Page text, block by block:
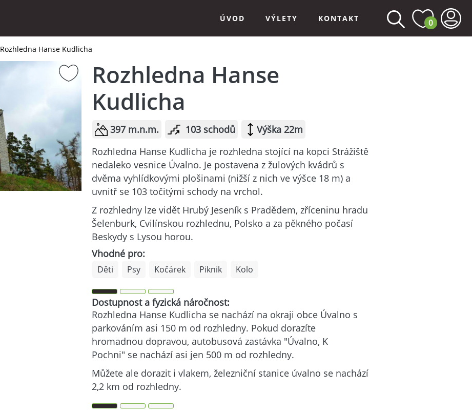
ÚVOD VÝLETY KONTAKT 0
Rozhledna Hanse Kudlicha
Rozhledna Hanse
Kudlicha
397 m.n.m. 103 schodů
Výška 22m
Rozhledna Hanse Kudlicha je rozhledna stojící na kopci Strážiště
nedaleko vesnice Úvalno. Je postavena z žulových kvádrů s
dvěma vyhlídkovými plošinami (nižší z nich ve výšce 18 m) a
uvnitř se 103 točitými schody na vrchol.
Z rozhledny lze vidět Hrubý Jeseník s Pradědem, zříceninu hradu
Šelenburk, Cvilínskou rozhlednu, Polsko a za pěkného počasí
Beskydy s Lysou horou.
Vhodné pro:
Děti Psy Kočárek Piknik Kolo
Dostupnost a fyzická náročnost:
Rozhledna Hanse Kudlicha se nachází na okraji obce Úvalno s
parkováním asi 150 m od rozhledny. Pokud dorazíte
hromadnou dopravou, autobusová zastávka "Úvalno, K
Pochni" se nachází asi jen 500 m od rozhledny.
Můžete ale dorazit i vlakem, železniční stanice úvalno se nachází
2,2 km od rozhledny.